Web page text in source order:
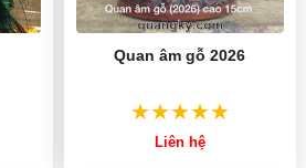
Quan âm gỗ 2026
Liên hệ